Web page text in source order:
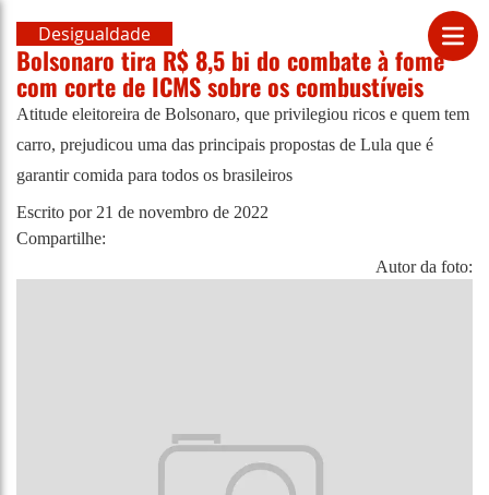
Desigualdade
Bolsonaro tira R$ 8,5 bi do combate à fome
com corte de ICMS sobre os combustíveis
Atitude eleitoreira de Bolsonaro, que privilegiou ricos e quem tem
carro, prejudicou uma das principais propostas de Lula que é
garantir comida para todos os brasileiros
Escrito por 21 de novembro de 2022
Compartilhe:
Autor da foto: